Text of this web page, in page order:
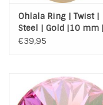
Ohlala Ring | Twist |
Steel | Gold |10 mm |
OHR39
€39,95